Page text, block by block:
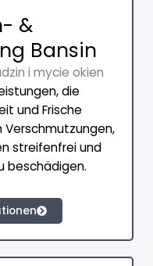
&
Bansin
die
und Frische
Verschmutzungen,
streifenfrei und
beschädigen.